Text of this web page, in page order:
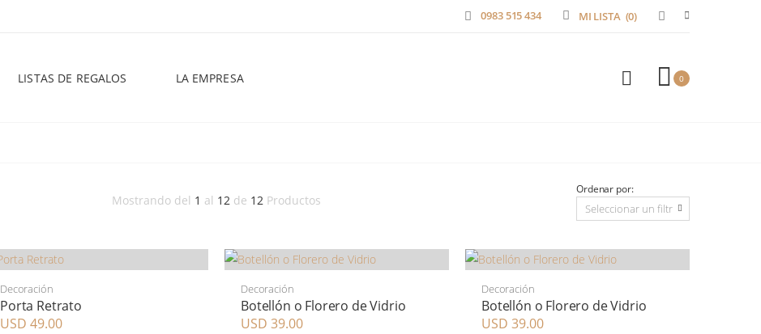
0983 515 434 MI LISTA (0)
LISTAS DE REGALOS LA EMPRESA 0
Mostrando del 1 al 12 de 12 Productos
Ordenar por:
Decoración
Porta Retrato
USD 49.00
Decoración
Botellón o Florero de Vidrio
USD 39.00
Decoración
Botellón o Florero de Vidrio
USD 39.00